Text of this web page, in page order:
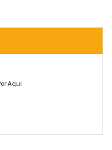
Aqui